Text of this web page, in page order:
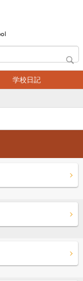
学校日記